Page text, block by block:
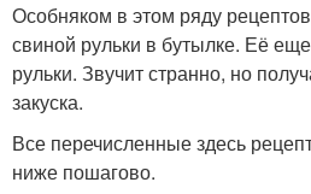
Особняком в этом ряду
свиной рульки в бутылке. Её
рульки. Звучит странно, но
закуска.
Все перечисленные здесь
ниже пошагово.